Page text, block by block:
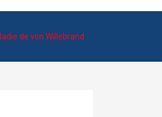
de von Willebrand